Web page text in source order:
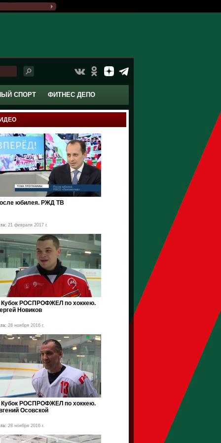
СПОРТ ФИТНЕС ДЕПО
юбилея. РЖД ТВ
21 февраля 2017 г.
Кубок РОСПРОФЖЕЛ по хоккею.
Новиков
28 ноября 2016 г.
Кубок РОСПРОФЖЕЛ по хоккею.
Осовской
28 ноября 2016 г.